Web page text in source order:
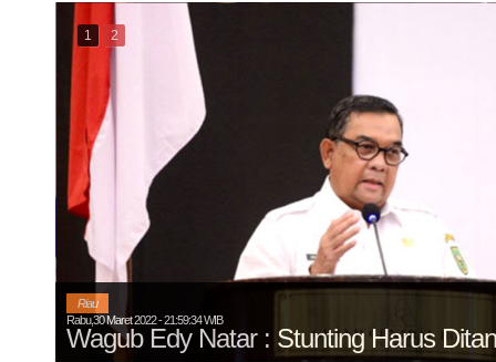
1 2
Riau
Rabu,30 Maret 2022 - 21:59:34 WIB
Wagub Edy Natar : Stunting Harus